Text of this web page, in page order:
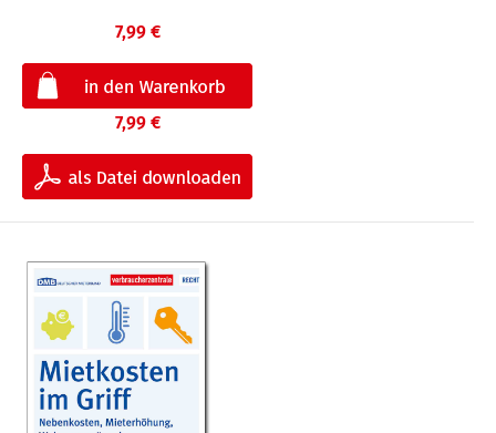
7,99 €
7,99 €